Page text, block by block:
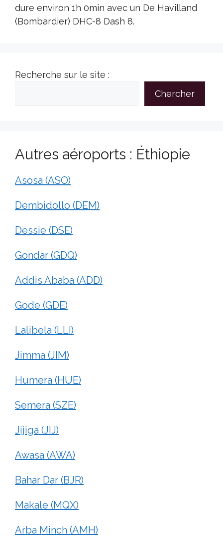
dure environ 1h 0min avec un De Havilland
(Bombardier) DHC-8 Dash 8.
Recherche sur le site :
Chercher
Autres aéroports : Éthiopie
Asosa (ASO)
Dembidollo (DEM)
Dessie (DSE)
Gondar (GDQ)
Addis Ababa (ADD)
Gode (GDE)
Lalibela (LLI)
Jimma (JIM)
Humera (HUE)
Semera (SZE)
Jijiga (JIJ)
Awasa (AWA)
Bahar Dar (BJR)
Makale (MQX)
Arba Minch (AMH)